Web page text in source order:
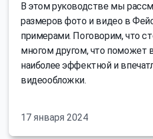
В этом руководстве мы
размеров фото и видео в
примерами. Поговорим, что
многом другом, что поможет
наиболее эффектной и
видеообложки.
17 января 2024